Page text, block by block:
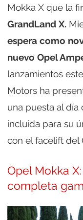
Mokka X que la
GrandLand X.
espera como
nuevo Opel
lanzamientos
Motors ha
una puesta al
incluida para su
con el facelift del
Opel Mokka
completa